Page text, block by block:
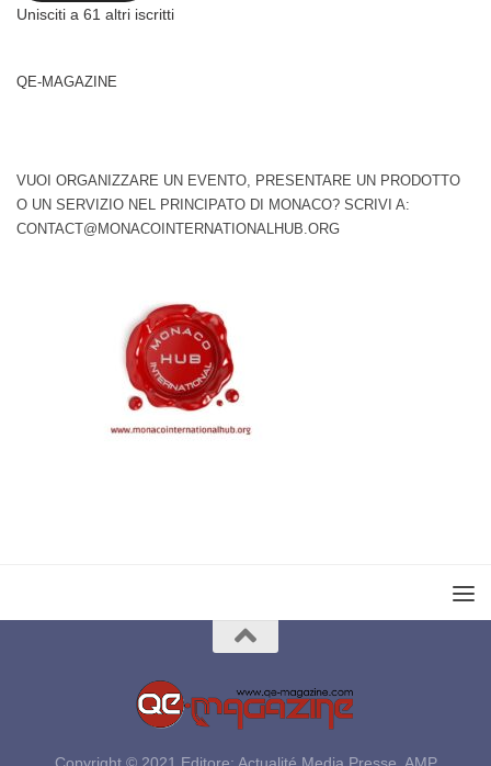
Unisciti a 61 altri iscritti
QE-MAGAZINE
VUOI ORGANIZZARE UN EVENTO, PRESENTARE UN PRODOTTO
O UN SERVIZIO NEL PRINCIPATO DI MONACO? SCRIVI A:
CONTACT@MONACOINTERNATIONALHUB.ORG